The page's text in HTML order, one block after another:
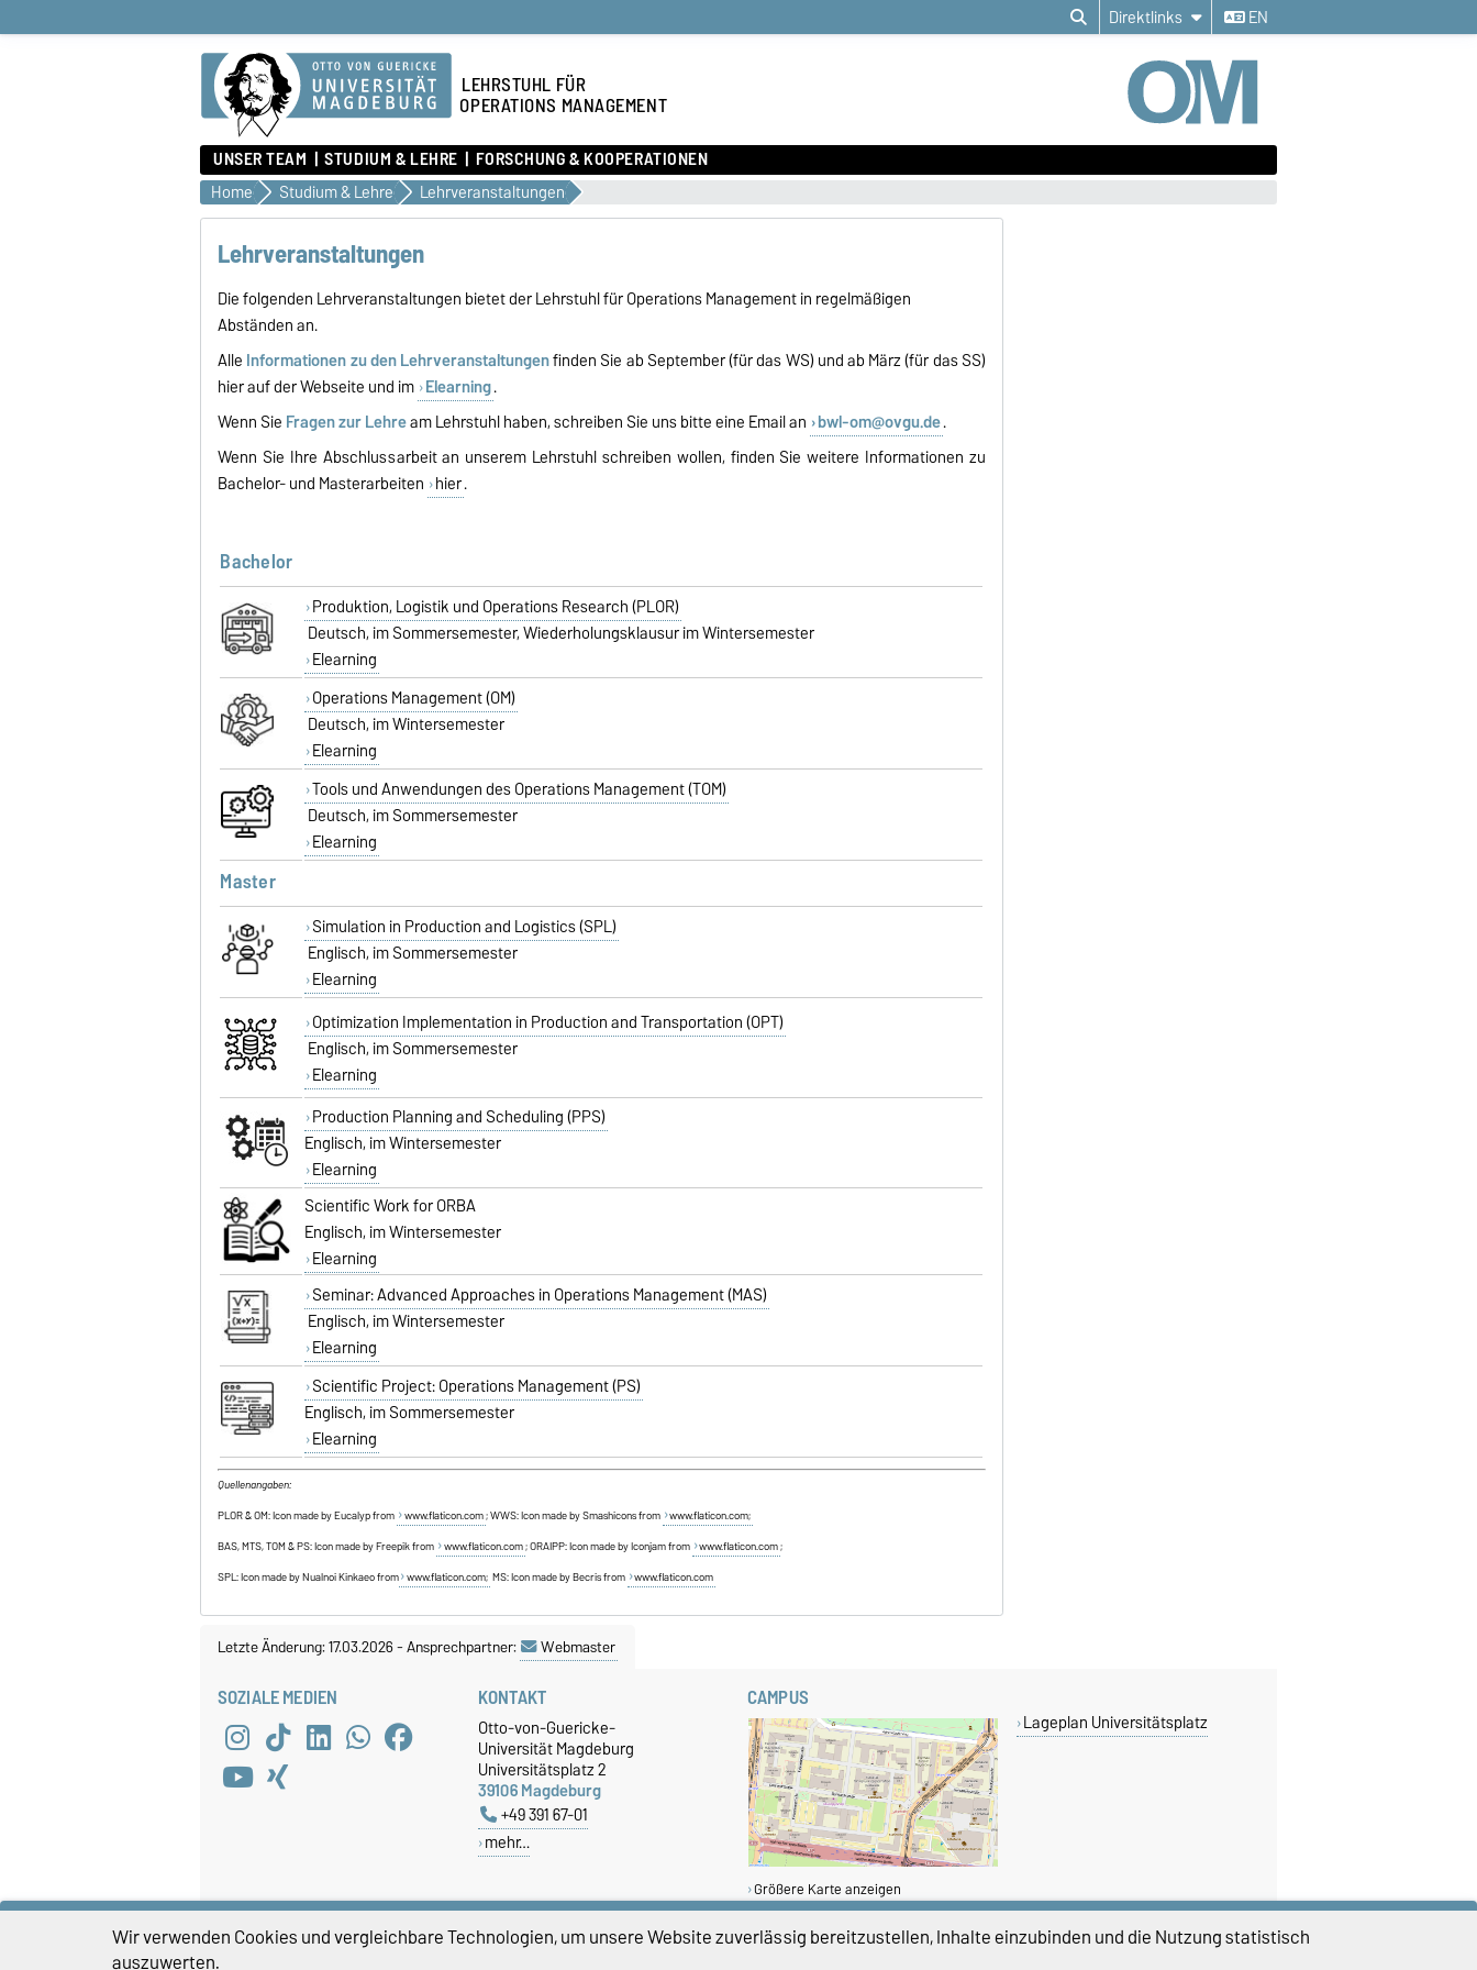
Direktlinks EN
LEHRSTUHL FÜR
OPERATIONS MANAGEMENT
UNSER TEAM STUDIUM & LEHRE FORSCHUNG & KOOPERATIONEN
Home Studium & Lehre Lehrveranstaltungen
Lehrveranstaltungen
Die folgenden Lehrveranstaltungen bietet der Lehrstuhl für Operations Management in regelmäßigen
Abständen an.
Alle Informationen zu den Lehrveranstaltungenfinden Sie ab September (für das WS) und ab März (für das SS)
hier auf der Webseite und im Elearning.
Wenn Sie Fragen zur Lehream Lehrstuhl haben, schreiben Sie uns bitte eine Email an bwl-om@ovgu.de.
Wenn Sie Ihre Abschlussarbeit an unserem Lehrstuhl schreiben wollen, finden Sie weitere Informationen zu
Bachelor- und Masterarbeiten hier.
Bachelor
Produktion, Logistik und Operations Research (PLOR)
Deutsch, im Sommersemester, Wiederholungsklausur im Wintersemester
Elearning
Operations Management (OM)
Deutsch, im Wintersemester
Elearning
Tools und Anwendungen des Operations Management (TOM)
Deutsch, im Sommersemester
Elearning
Master
Simulation in Production and Logistics (SPL)
Englisch, im Sommersemester
Elearning
Optimization Implementation in Production and Transportation (OPT)
Englisch, im Sommersemester
Elearning
Production Planning and Scheduling (PPS)
Englisch, im Wintersemester
Elearning
Scientific Work for ORBA
Englisch, im Wintersemester
Elearning
Seminar: Advanced Approaches in Operations Management (MAS)
Englisch, im Wintersemester
Elearning
Scientific Project: Operations Management (PS)
Englisch, im Sommersemester
Elearning
Quellenangaben:
PLOR & OM: Icon made by Eucalyp from www.flaticon.com; WWS: Icon made by Smashicons from www.flaticon.com;
BAS, MTS, TOM & PS: Icon made by Freepik from www.flaticon.com; ORAIPP: Icon made by Iconjam from www.flaticon.com;
SPL: Icon made by Nualnoi Kinkaeo from www.flaticon.com; MS: Icon made by Becris from www.flaticon.com
Letzte Änderung: 17.03.2026-Ansprechpartner: Webmaster
SOZIALE MEDIEN KONTAKT
Otto-von-Guericke-
Universität Magdeburg
Universitätsplatz 2
39106 Magdeburg
+49 391 67-01
mehr…
CAMPUS
Größere Karte anzeigen
Lageplan Universitätsplatz
DIESE SEITE
Wir verwenden Cookies und vergleichbare Technologien, um unsere Website zuverlässig bereitzustellen, Inhalte einzubinden und die Nutzung statistisch
auszuwerten.